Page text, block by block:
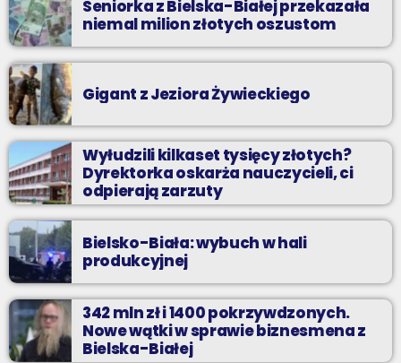
Seniorka z Bielska-Białej przekazała
niemal milion złotych oszustom
Gigant z Jeziora Żywieckiego
Wyłudzili kilkaset tysięcy złotych?
Dyrektorka oskarża nauczycieli, ci
odpierają zarzuty
Bielsko-Biała: wybuch w hali
produkcyjnej
342 mln zł i 1400 pokrzywdzonych.
Nowe wątki w sprawie biznesmena z
Bielska-Białej